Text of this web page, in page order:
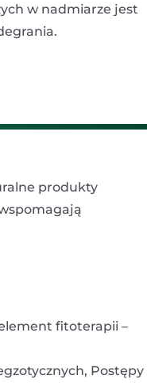
w nadmiarze jest
produkty
fitoterapii –
Postępy